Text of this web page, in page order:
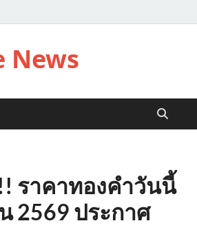
News
ราคาทองคำวันนี้
2569 ประกาศ